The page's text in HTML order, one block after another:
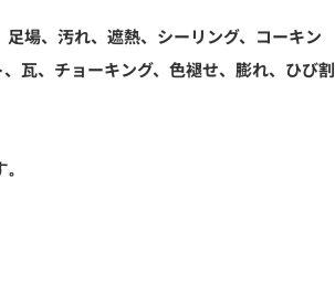
場、汚れ、遮熱、シーリング、コーキン
瓦、チョーキング、色褪せ、膨れ、ひび割